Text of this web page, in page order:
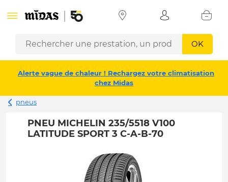
OK
Alerte vague de chaleur ! Rechargez votre climatisation
chez Midas
pneus
PNEU MICHELIN 235/5518 V100
LATITUDE SPORT 3 C-A-B-70